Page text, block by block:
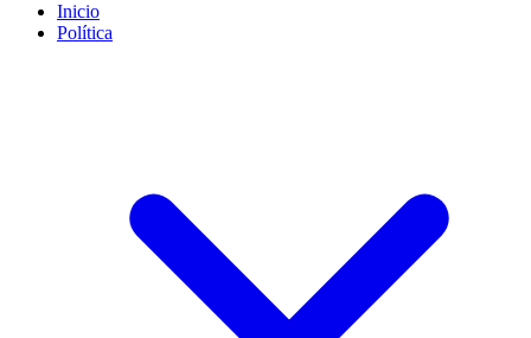
Inicio
Política